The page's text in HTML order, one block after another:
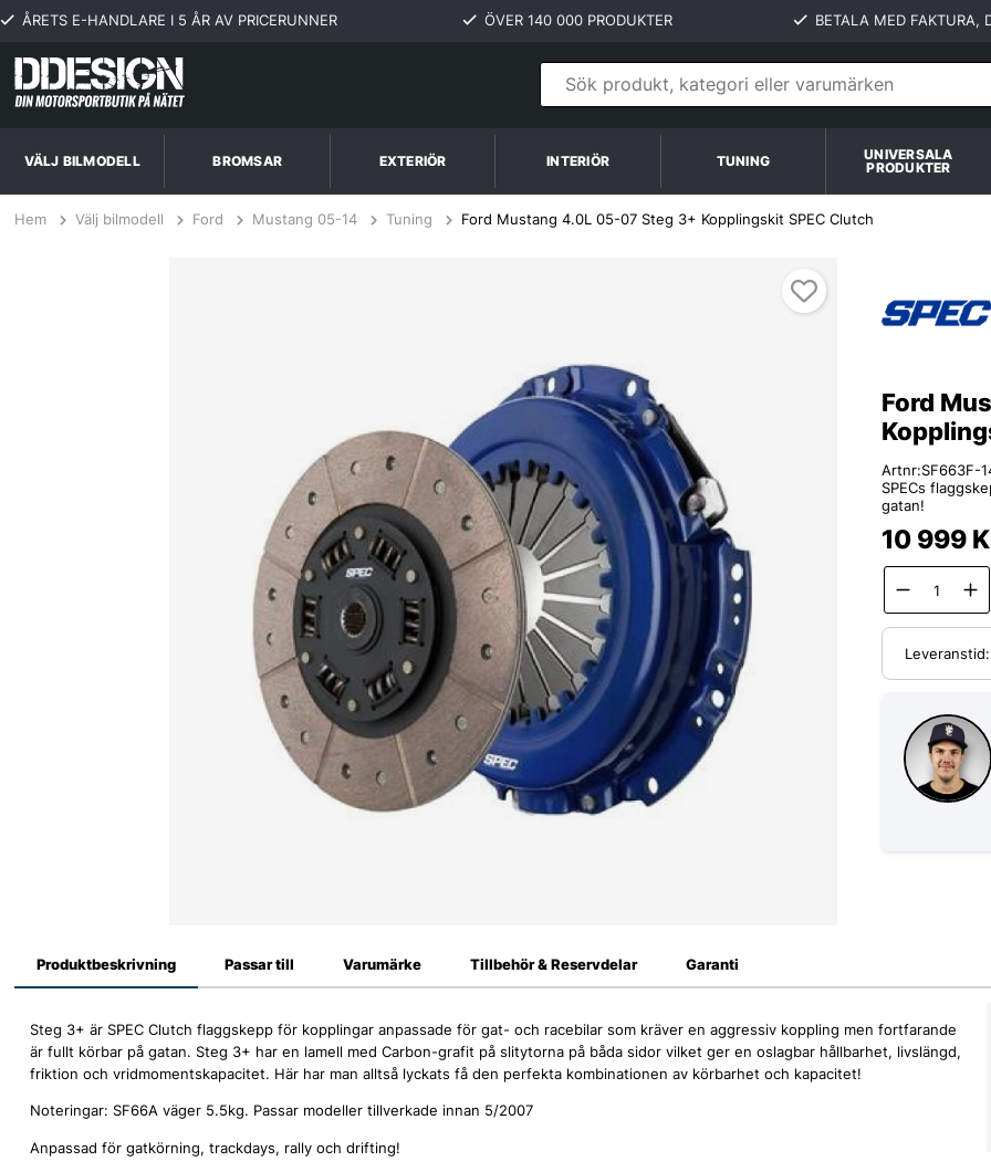
ÅRETS E-HANDLARE I 5 ÅR AV PRICERUNNER ÖVER 140 000 PRODUKTER BETALA MED FAKTURA,
VÄLJ BILMODELL BROMSAR EXTERIÖR INTERIÖR TUNING
UNIVERSALA
PRODUKTER
Hem Välj bilmodell Ford Mustang 05-14 Tuning Ford Mustang 4.0L 05-07 Steg 3+ Kopplingskit SPEC Clutch
Ford
Artnr:SF663F-
SPECs
gatan!
10 999
Leveranstid:
Produktbeskrivning
Steg 3+ är SPEC Clutch flaggskepp för kopplingar anpassade för gat- och racebilar som kräver en aggressiv koppling men fortfarande
är fullt körbar på gatan. Steg 3+ har en lamell med Carbon-grafit på slitytorna på båda sidor vilket ger en oslagbar hållbarhet, livslängd,
friktion och vridmomentskapacitet. Här har man alltså lyckats få den perfekta kombinationen av körbarhet och kapacitet!
Noteringar: SF66A väger 5.5kg. Passar modeller tillverkade innan 5/2007
Anpassad för gatkörning, trackdays, rally och drifting!
Passar till Varumärke Tillbehör & Reservdelar Garanti